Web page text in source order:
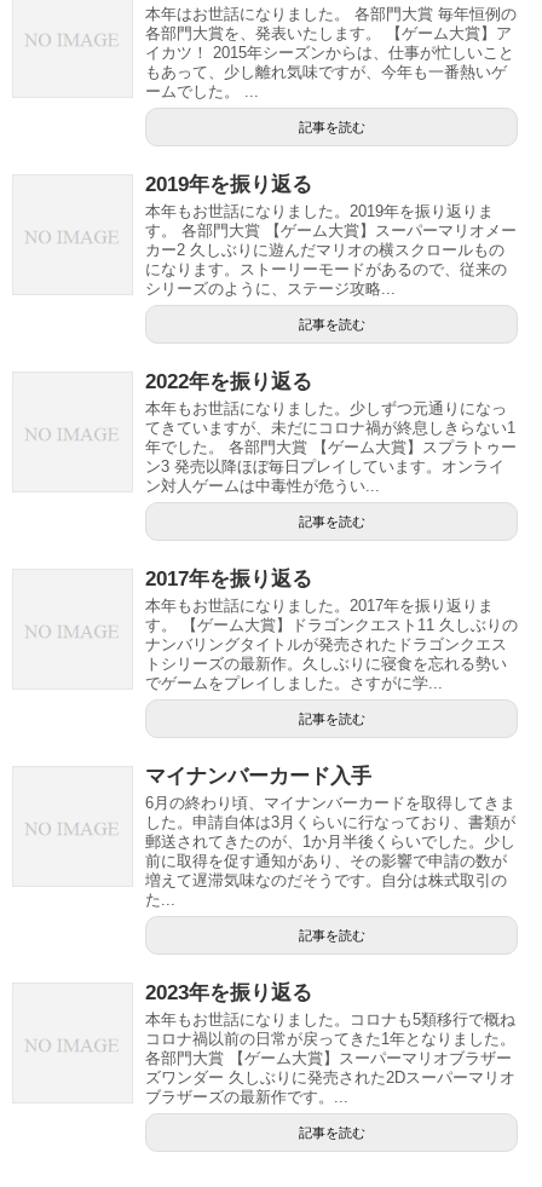
本年はお世話になりました。 各部門大賞 毎年恒例の
各部門大賞を、発表いたします。 【ゲーム大賞】ア
イカツ！ 2015年シーズンからは、仕事が忙しいこと
もあって、少し離れ気味ですが、今年も一番熱いゲ
ームでした。 ...
記事を読む
2019年を振り返る
本年もお世話になりました。2019年を振り返りま
す。 各部門大賞 【ゲーム大賞】スーパーマリオメー
カー2 久しぶりに遊んだマリオの横スクロールもの
になります。ストーリーモードがあるので、従来の
シリーズのように、ステージ攻略...
記事を読む
2022年を振り返る
本年もお世話になりました。少しずつ元通りになっ
てきていますが、未だにコロナ禍が終息しきらない1
年でした。 各部門大賞 【ゲーム大賞】スプラトゥー
ン3 発売以降ほぼ毎日プレイしています。オンライ
ン対人ゲームは中毒性が危うい...
記事を読む
2017年を振り返る
本年もお世話になりました。2017年を振り返りま
す。 【ゲーム大賞】ドラゴンクエスト11 久しぶりの
ナンバリングタイトルが発売されたドラゴンクエス
トシリーズの最新作。久しぶりに寝食を忘れる勢い
でゲームをプレイしました。さすがに学...
記事を読む
マイナンバーカード入手
6月の終わり頃、マイナンバーカードを取得してきま
した。申請自体は3月くらいに行なっており、書類が
郵送されてきたのが、1か月半後くらいでした。少し
前に取得を促す通知があり、その影響で申請の数が
増えて遅滞気味なのだそうです。自分は株式取引の
た...
記事を読む
2023年を振り返る
本年もお世話になりました。コロナも5類移行で概ね
コロナ禍以前の日常が戻ってきた1年となりました。
各部門大賞 【ゲーム大賞】スーパーマリオブラザー
ズワンダー 久しぶりに発売された2Dスーパーマリオ
ブラザーズの最新作です。...
記事を読む